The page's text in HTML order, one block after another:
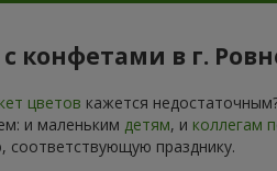
конфетами в г.
цветов кажется
и маленьким детям, и коллегам
празднику.